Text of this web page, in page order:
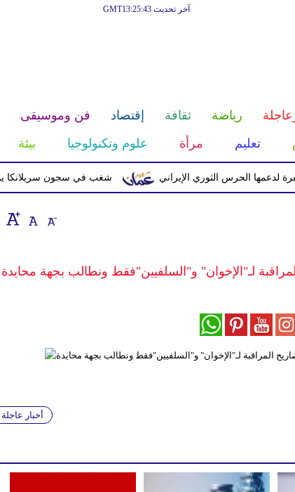
آخر تحديث GMT13:25:43
رياضة ثقافة إقتصاد فن وموسيقى
تعليم مرأة علوم وتكنولوجيا بيئة
شغب في سجون سريلانكا يودي بحياة 3 سجناء ويصيب 23 الحرس الثوري الإيراني
لـ"الإخوان" و"السلفيين"فقط ونطالب بجهة محايدة
أخبار عاجلة